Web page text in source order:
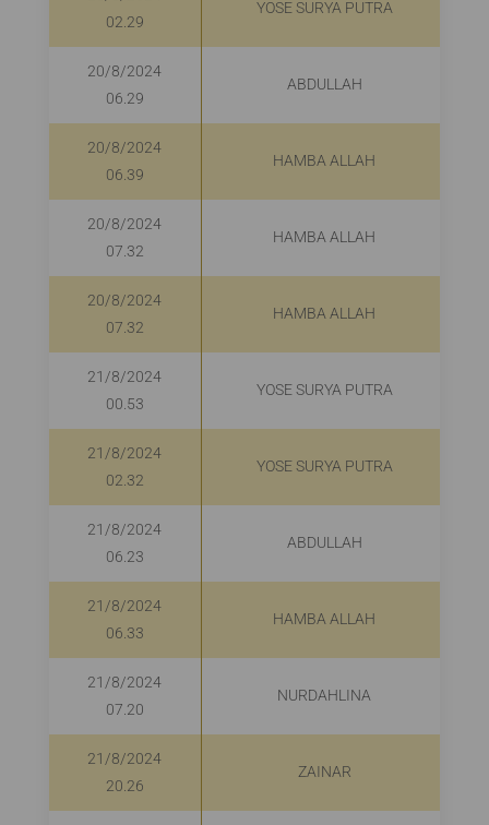
02.29
YOSE SURYA PUTRA
20/8/2024
06.29
ABDULLAH
20/8/2024
06.39
HAMBA ALLAH
20/8/2024
07.32
HAMBA ALLAH
20/8/2024
07.32
HAMBA ALLAH
21/8/2024
00.53
YOSE SURYA PUTRA
21/8/2024
02.32
YOSE SURYA PUTRA
21/8/2024
06.23
ABDULLAH
21/8/2024
06.33
HAMBA ALLAH
21/8/2024
07.20
NURDAHLINA
21/8/2024
20.26
ZAINAR